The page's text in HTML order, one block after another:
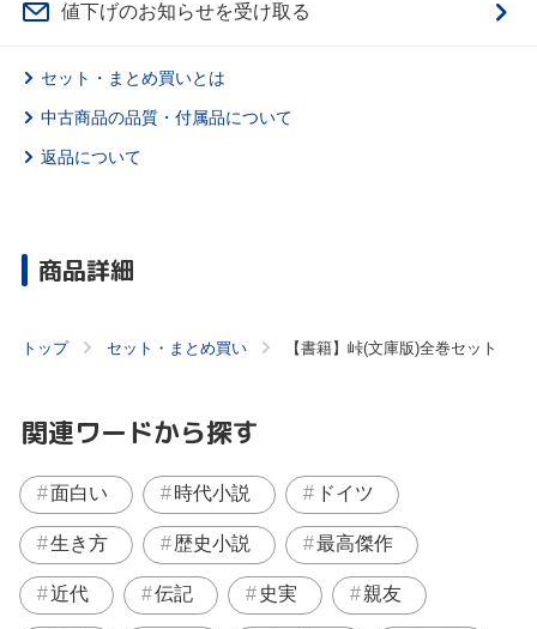
値下げのお知らせを受け取る
セット・まとめ買いとは
中古商品の品質・付属品について
返品について
商品詳細
トップ セット・まとめ買い 【書籍】峠(文庫版)全巻セット
関連ワードから探す
面白い 時代小説 ドイツ
生き方 歴史小説 最高傑作
近代 伝記 史実 親友